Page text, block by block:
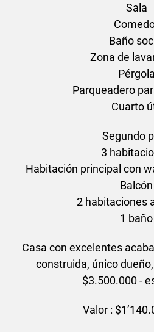
Sala
Baño
Zona de
Pérgola
Parqueadero
Cuarto
Segundo
3
Habitación principal con
Balcón
2 habitaciones
1 baño
Casa con excelentes
construida, único
$3.500.000 -
Valor :